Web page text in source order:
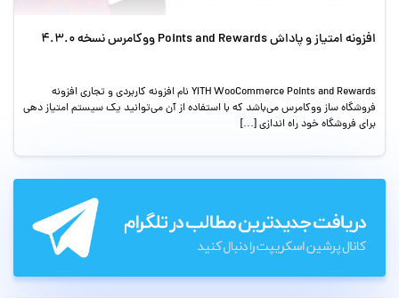
افزونه امتیاز و پاداش Points and Rewards ووکامرس نسخه 4.3.0
YITH WooCommerce Points and Rewards نام افزونه کاربردی و تجاری افزونه
فروشگاه ساز ووکامرس می‌باشد که با استفاده از آن می‌توانید یک سیستم امتیاز دهی
برای فروشگاه خود راه اندازی […]